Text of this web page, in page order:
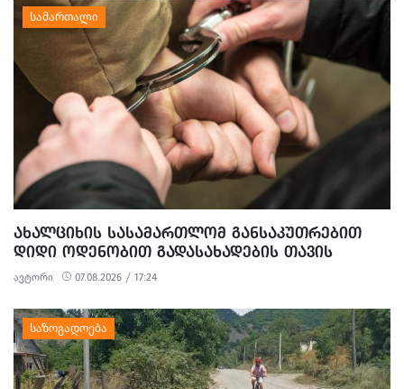
ᲐᲮᲐᲚᲪᲘᲮᲘᲡ ᲡᲐᲡᲐᲛᲐᲠᲗᲚᲝᲛ ᲒᲐᲜᲡᲐᲙᲣᲗᲠᲔᲑᲘᲗ
ᲓᲘᲓᲘ ᲝᲓᲔᲜᲝᲑᲘᲗ ᲒᲐᲓᲐᲡᲐᲮᲐᲓᲔᲑᲘᲡ ᲗᲐᲕᲘᲡ
ᲐᲠᲘᲓᲔᲑᲘᲡ, ᲓᲘᲓᲘ ᲝᲓᲔᲜᲝᲑᲘᲗ ᲗᲐᲦᲚᲘᲗᲝᲑᲘᲡ
ᲛᲪᲓᲔᲚᲝᲑᲘᲡ ᲓᲐ ᲛᲝᲢᲧᲣᲔᲑᲘᲗ ᲥᲝᲜᲔᲑᲠᲘᲕᲘ
ᲓᲐᲖᲘᲐᲜᲔᲑᲘᲡ ᲤᲐᲥᲢᲔᲑᲖᲔ 1 ᲞᲘᲠᲘ ᲓᲐᲛᲜᲐᲨᲐᲕᲔᲓ ᲪᲜᲝ
ავტორი 07.08.2026 / 17:24